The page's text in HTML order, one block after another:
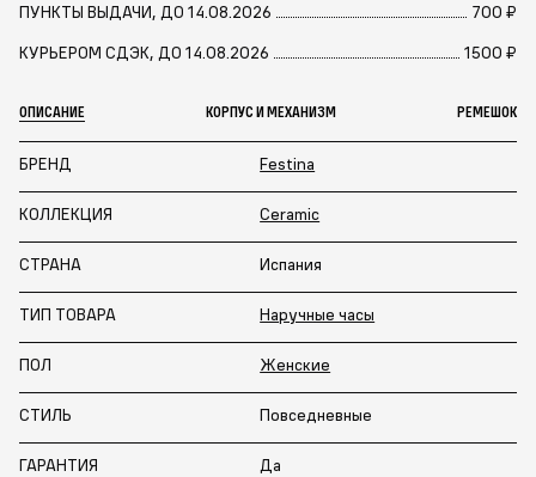
ПУНКТЫ ВЫДАЧИ, ДО 14.08.2026
700 ₽
КУРЬЕРОМ СДЭК, ДО 14.08.2026
1500 ₽
ОПИСАНИЕ КОРПУС И МЕХАНИЗМ РЕМЕШОК
БРЕНД Festina
КОЛЛЕКЦИЯ Ceramic
СТРАНА Испания
ТИП ТОВАРА Наручные часы
ПОЛ Женские
СТИЛЬ Повседневные
ГАРАНТИЯ Да